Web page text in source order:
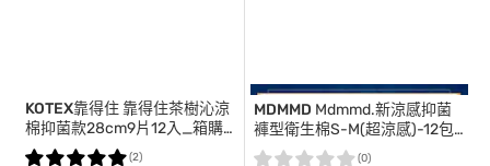
KOTEX靠得住 靠得住茶樹沁涼
棉抑菌款28cm9片12入_箱購-
箱購
(2)
MDMMD Mdmmd.新涼感抑菌
褲型衛生棉S-M(超涼感)-12包/
箱-箱購
(0)